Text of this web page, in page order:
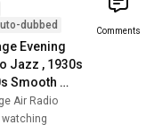
it comes to
dubbed
Evening
Jazz , 1930s
Smooth
and
Background
Air Radio
watching
Comments